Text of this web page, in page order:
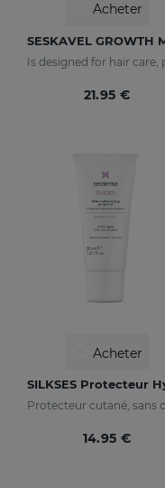
Acheter
21.95 €
Acheter
14.95 €